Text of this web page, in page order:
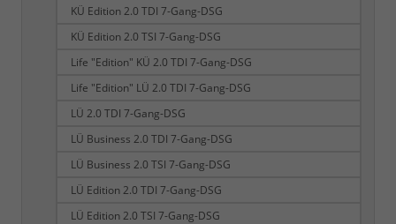
KÜ Edition 2.0 TDI 7-Gang-DSG
KÜ Edition 2.0 TSI 7-Gang-DSG
Life "Edition" KÜ 2.0 TDI 7-Gang-DSG
Life "Edition" LÜ 2.0 TDI 7-Gang-DSG
LÜ 2.0 TDI 7-Gang-DSG
LÜ Business 2.0 TDI 7-Gang-DSG
LÜ Business 2.0 TSI 7-Gang-DSG
LÜ Edition 2.0 TDI 7-Gang-DSG
LÜ Edition 2.0 TSI 7-Gang-DSG